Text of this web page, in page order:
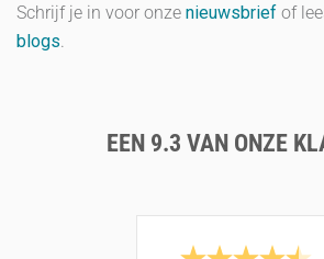
Schrijf je in voor onze nieuwsbrief of
blogs.
EEN 9.3 VAN ONZE